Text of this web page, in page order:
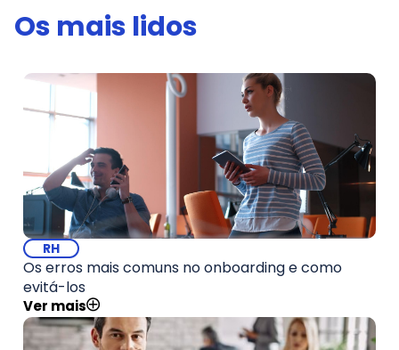
Os mais lidos
RH
Os erros mais comuns no onboarding e como
evitá-los
Ver mais